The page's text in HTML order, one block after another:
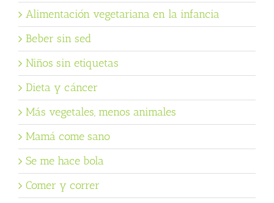
Alimentación vegetariana en la infancia
Beber sin sed
Niños sin etiquetas
Dieta y cáncer
Más vegetales, menos animales
Mamá come sano
Se me hace bola
Comer y correr